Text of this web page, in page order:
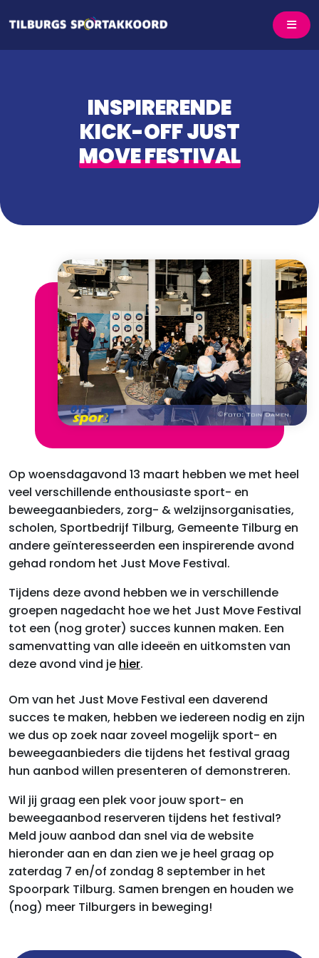
INSPIRERENDE
KICK-OFF JUST
MOVE FESTIVAL
Op woensdagavond 13 maart hebben we met heel
veel verschillende enthousiaste sport- en
beweegaanbieders, zorg- & welzijnsorganisaties,
scholen, Sportbedrijf Tilburg, Gemeente Tilburg en
andere geïnteresseerden een inspirerende avond
gehad rondom het Just Move Festival.
Tijdens deze avond hebben we in verschillende
groepen nagedacht hoe we het Just Move Festival
tot een (nog groter) succes kunnen maken. Een
samenvatting van alle ideeën en uitkomsten van
deze avond vind je hier.
Om van het Just Move Festival een daverend
succes te maken, hebben we iedereen nodig en zijn
we dus op zoek naar zoveel mogelijk sport- en
beweegaanbieders die tijdens het festival graag
hun aanbod willen presenteren of demonstreren.
Wil jij graag een plek voor jouw sport- en
beweegaanbod reserveren tijdens het festival?
Meld jouw aanbod dan snel via de website
hieronder aan en dan zien we je heel graag op
zaterdag 7 en/of zondag 8 september in het
Spoorpark Tilburg. Samen brengen en houden we
(nog) meer Tilburgers in beweging!